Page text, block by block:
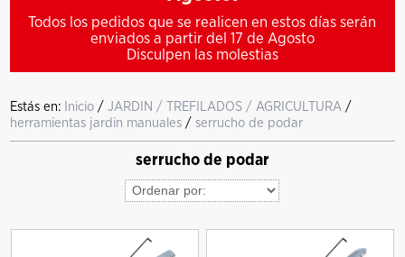
Todos los pedidos que se realicen en estos días serán
enviados a partir del 17 de Agosto
Disculpen las molestias
Estás en: Inicio /JARDIN / TREFILADOS / AGRICULTURA /
herramientas jardin manuales /serrucho de podar
serrucho de podar